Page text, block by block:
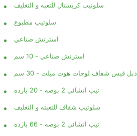
سلوتيب كريستال للتعبه و التغليف
سلوتيب مطبوع
استرتش صناعي
استرتش صناعي - 10 سم
دبل فيس شفاف لوجات هوت ميلت - 30 سم
تيب انشائي 2 بوصه - 20 يارده
سلوتيب شفاف للتعبئه و التغليف
تيب انشائي 2 بوصه - 66 يارده